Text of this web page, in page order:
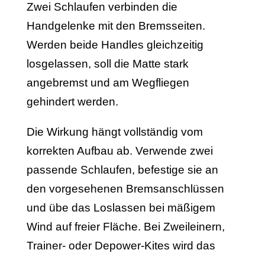
Zwei Schlaufen verbinden die
Handgelenke mit den Bremsseiten.
Werden beide Handles gleichzeitig
losgelassen, soll die Matte stark
angebremst und am Wegfliegen
gehindert werden.
Die Wirkung hängt vollständig vom
korrekten Aufbau ab. Verwende zwei
passende Schlaufen, befestige sie an
den vorgesehenen Bremsanschlüssen
und übe das Loslassen bei mäßigem
Wind auf freier Fläche. Bei Zweileinern,
Trainer- oder Depower-Kites wird das